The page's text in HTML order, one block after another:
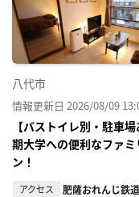
八代市
情報更新日 2026/08/09
【バストイレ別・駐車
期大学への便利なファ
ン！
アクセス 肥薩おれんじ鉄